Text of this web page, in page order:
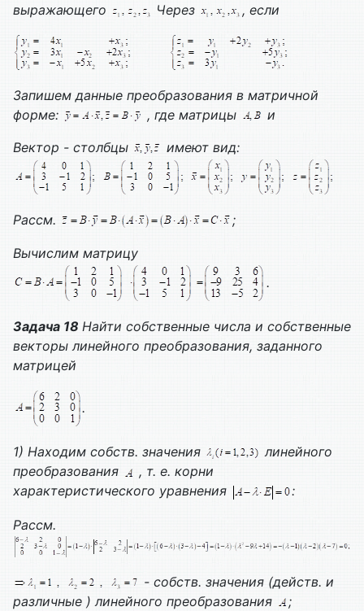
выражающего
Через , если
Запишем данные преобразования в матричной
форме:
, где матрицы
и
Вектор - столбцы
имеют вид:
Рассм. ;
Вычислим матрицу
.
Задача 18 Найти собственные числа и собственные
векторы линейного преобразования, заданного
матрицей
.
1) Находим собств. значения
линейного
преобразования
, т. е. корни
характеристического уравнения
:
Рассм.
- собств. значения (действ. и
различные ) линейного преобразования
;